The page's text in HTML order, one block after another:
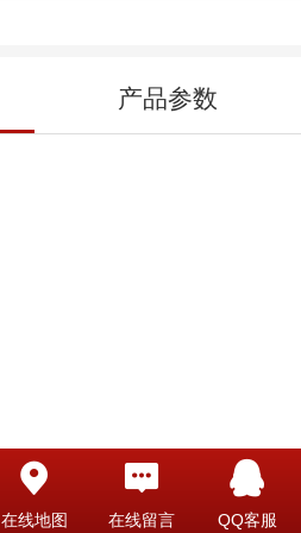
产品参数
在线地图 在线留言 QQ客服